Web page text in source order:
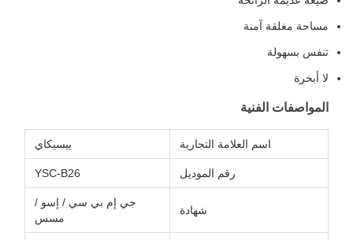
مساحة مغلقة آمنة
تنفس بسهولة
لا أبخرة
المواصفات الفنية
اسم العلامة التجارية ييسيكاي
رقم الموديل YSC-B26
شهادة
جي إم بي سي / إسو /
مسس